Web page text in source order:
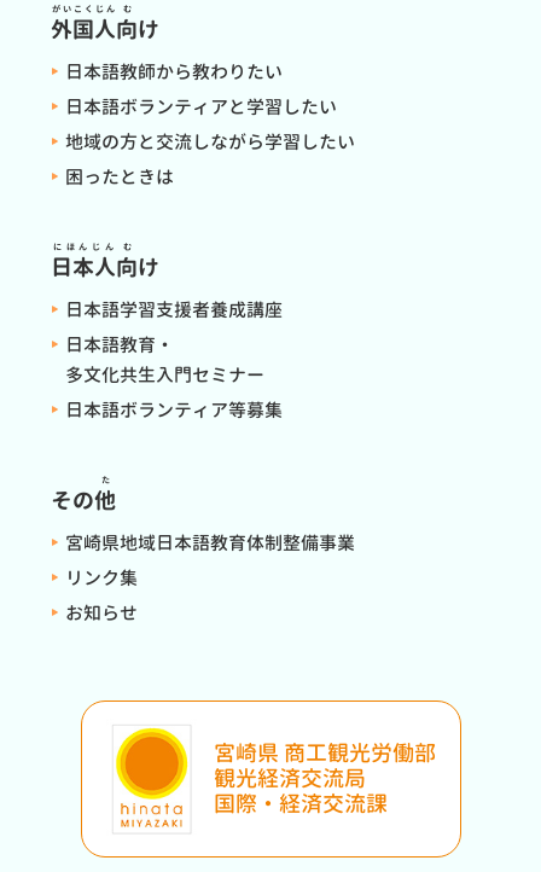
外国人
がいこくじん
向
む
け
日本語教師から教わりたい
日本語ボランティアと学習したい
地域の方と交流しながら学習したい
困ったときは
日本人
にほんじん
向
む
け
日本語学習支援者養成講座
日本語教育・
多文化共生入門セミナー
日本語ボランティア等募集
その他
た
宮崎県地域日本語教育体制整備事業
リンク集
お知らせ
宮崎県 商工観光労働部
観光経済交流局
国際・経済交流課